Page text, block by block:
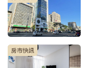
房市快訊